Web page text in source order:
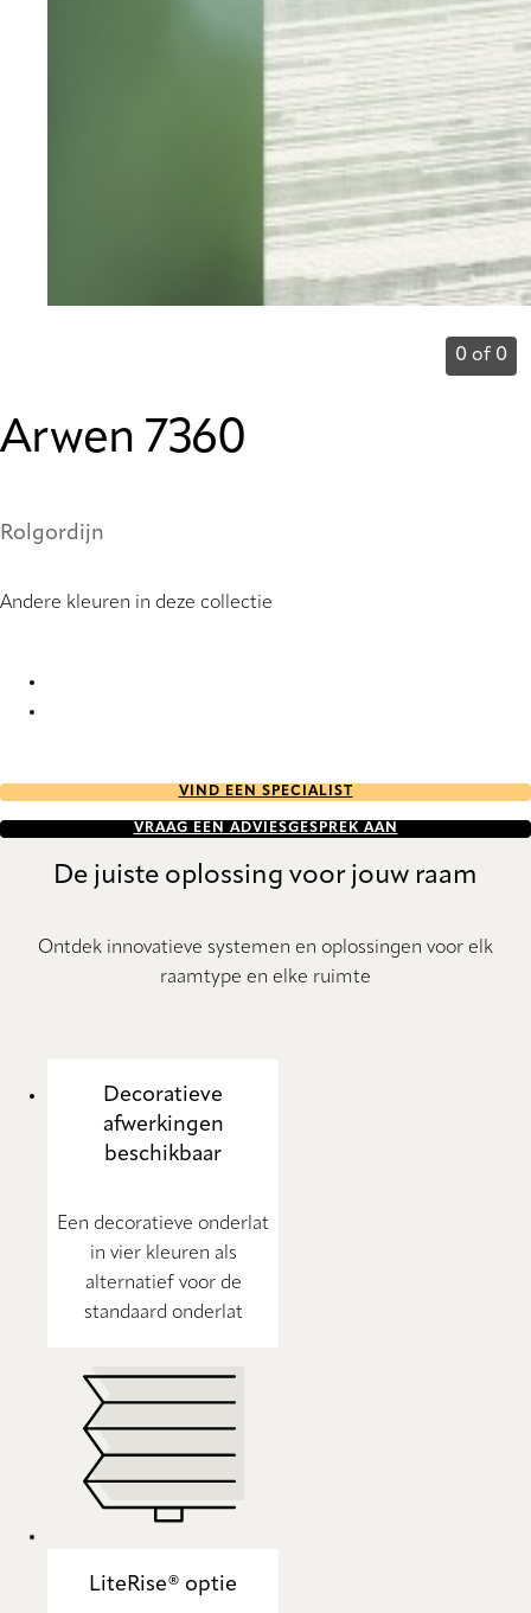
0 of 0
Arwen 7360
Rolgordijn
Andere kleuren in deze collectie
VIND EEN SPECIALIST
VRAAG EEN ADVIESGESPREK AAN
De juiste oplossing voor jouw raam
Ontdek innovatieve systemen en oplossingen voor elk
raamtype en elke ruimte
Decoratieve
afwerkingen
beschikbaar
Een decoratieve onderlat
in vier kleuren als
alternatief voor de
standaard onderlat
LiteRise® optie